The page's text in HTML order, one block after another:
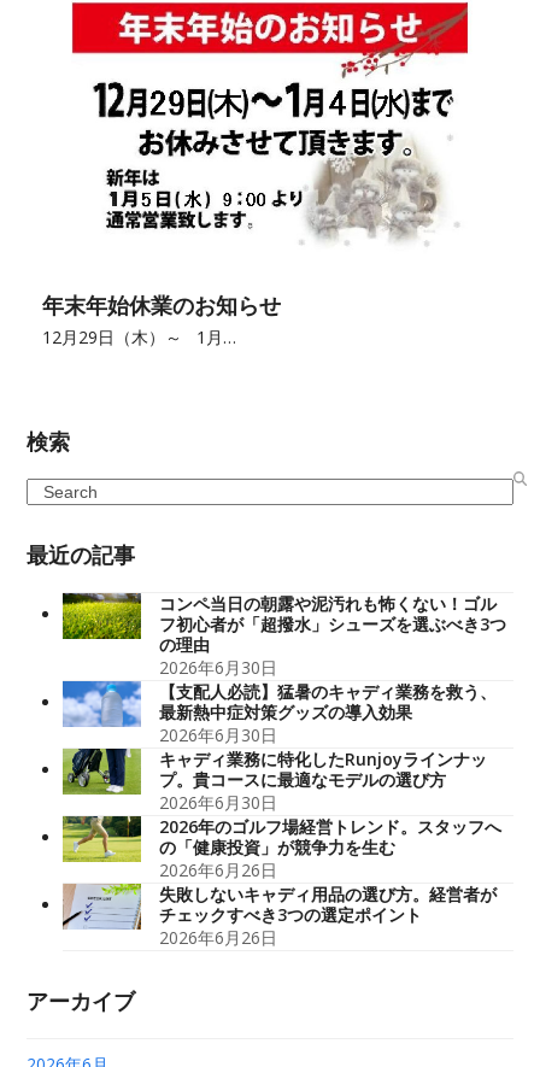
年末年始休業のお知らせ
12月29日（木）～ 1月…
検索
Search
最近の記事
コンペ当日の朝露や泥汚れも怖くない！ゴル
フ初心者が「超撥水」シューズを選ぶべき3つ
の理由
2026年6月30日
【支配人必読】猛暑のキャディ業務を救う、
最新熱中症対策グッズの導入効果
2026年6月30日
キャディ業務に特化したRunjoyラインナッ
プ。貴コースに最適なモデルの選び方
2026年6月30日
2026年のゴルフ場経営トレンド。スタッフへ
の「健康投資」が競争力を生む
2026年6月26日
失敗しないキャディ用品の選び方。経営者が
チェックすべき3つの選定ポイント
2026年6月26日
アーカイブ